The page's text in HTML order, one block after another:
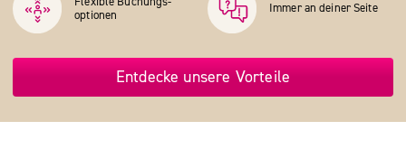
optionen
Immer an deiner Seite
Entdecke unsere Vorteile